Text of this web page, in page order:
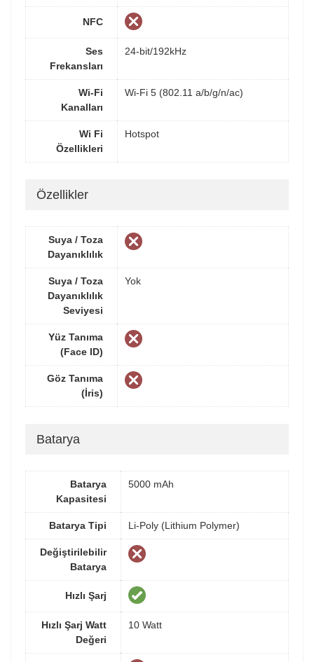
NFC
Ses
Frekansları
24-bit/192kHz
Wi-Fi
Kanalları
Wi-Fi 5 (802.11 a/b/g/n/ac)
Wi Fi
Özellikleri
Hotspot
Özellikler
Suya / Toza
Dayanıklılık
Suya / Toza
Dayanıklılık
Seviyesi
Yok
Yüz Tanıma
(Face ID)
Göz Tanıma
(İris)
Batarya
Batarya
Kapasitesi
5000 mAh
Batarya Tipi Li-Poly (Lithium Polymer)
Değiştirilebilir
Batarya
Hızlı Şarj
Hızlı Şarj Watt
Değeri
10 Watt